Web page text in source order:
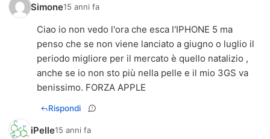
Simone15 anni fa
Ciao io non vedo l'ora che esca l'IPHONE 5 ma
penso che se non viene lanciato a giugno o luglio il
periodo migliore per il mercato è quello natalizio ,
anche se io non sto più nella pelle e il mio 3GS va
benissimo. FORZA APPLE
Rispondi
iPelle15 anni fa